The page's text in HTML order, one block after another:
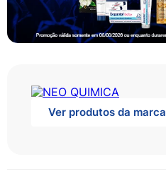
Ver produtos da marca